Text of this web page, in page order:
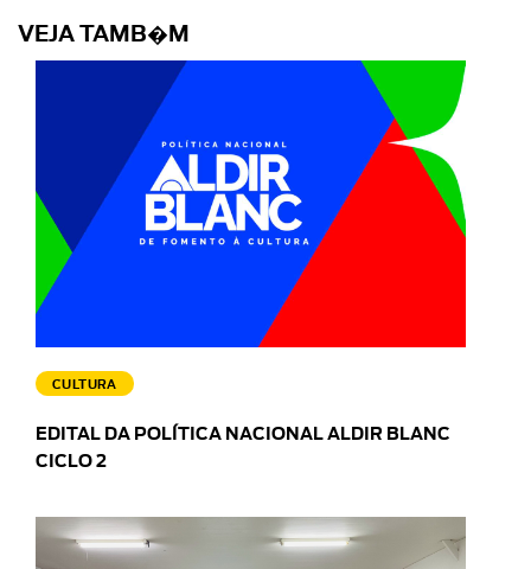
VEJA TAMB�M
CULTURA
EDITAL DA POLÍTICA NACIONAL ALDIR BLANC
CICLO 2